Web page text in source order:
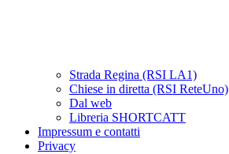
Strada Regina (RSI LA1)
Chiese in diretta (RSI ReteUno)
Dal web
Libreria SHORTCATT
Impressum e contatti
Privacy